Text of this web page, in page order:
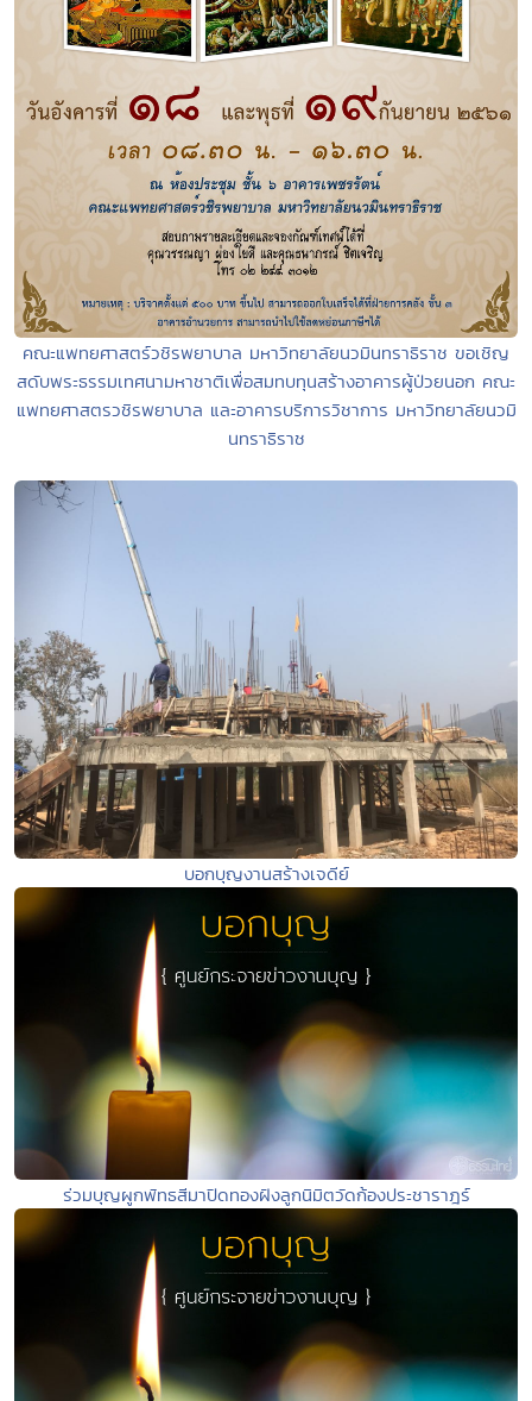
คณะแพทยศาสตร์วชิรพยาบาล มหาวิทยาลัยนวมินทราธิราช ขอเชิญ
สดับพระธรรมเทศนามหาชาติเพื่อสมทบทุนสร้างอาคารผู้ป่วยนอก คณะ
แพทยศาสตรวชิรพยาบาล และอาคารบริการวิชาการ มหาวิทยาลัยนวมิ
นทราธิราช
บอกบุญงานสร้างเจดีย์
ร่วมบุญผูกพัทธสีมาปิดทองฝังลูกนิมิตวัดก้องประชาราฎร์